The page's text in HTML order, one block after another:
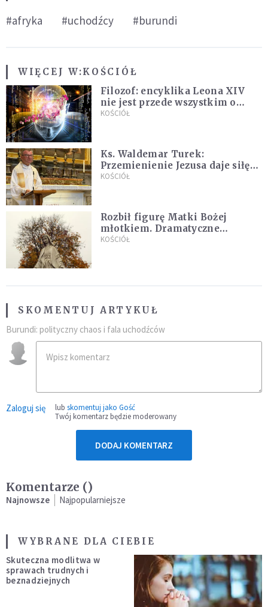
#afryka #uchodźcy #burundi
WIĘCEJ W:KOŚCIÓŁ
Filozof: encyklika Leona XIV
nie jest przede wszystkim o
sztucznej inteligencji
KOŚCIÓŁ
Ks. Waldemar Turek:
Przemienienie Jezusa daje siłę
do pokonywania przeciwności
KOŚCIÓŁ
Rozbił figurę Matki Bożej
młotkiem. Dramatyczne
nagranie w sieci
KOŚCIÓŁ
SKOMENTUJ ARTYKUŁ
Burundi: polityczny chaos i fala uchodźców
Zaloguj się lub skomentuj jako Gość
Twój komentarz będzie moderowany
DODAJ KOMENTARZ
Komentarze ()
Najnowsze Najpopularniejsze
WYBRANE DLA CIEBIE
Skuteczna modlitwa w
sprawach trudnych i
beznadziejnych